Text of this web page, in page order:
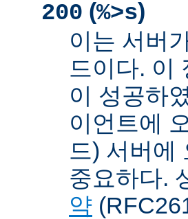
200 (%>s)
이는 서버
드이다. 이
이 성공하
이언트에
드) 서버에
중요하다.
약